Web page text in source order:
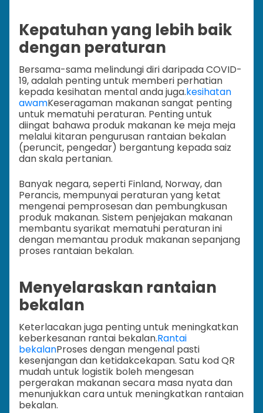
Kepatuhan yang lebih baik
dengan peraturan
Bersama-sama melindungi diri daripada COVID-
19, adalah penting untuk memberi perhatian
kepada kesihatan mental anda juga.kesihatan
awamKeseragaman makanan sangat penting
untuk mematuhi peraturan. Penting untuk
diingat bahawa produk makanan ke meja meja
melalui kitaran pengurusan rantaian bekalan
(peruncit, pengedar) bergantung kepada saiz
dan skala pertanian.
Banyak negara, seperti Finland, Norway, dan
Perancis, mempunyai peraturan yang ketat
mengenai pemprosesan dan pembungkusan
produk makanan. Sistem penjejakan makanan
membantu syarikat mematuhi peraturan ini
dengan memantau produk makanan sepanjang
proses rantaian bekalan.
Menyelaraskan rantaian
bekalan
Keterlacakan juga penting untuk meningkatkan
keberkesanan rantai bekalan.Rantai
bekalanProses dengan mengenal pasti
kesenjangan dan ketidakcekapan. Satu kod QR
mudah untuk logistik boleh mengesan
pergerakan makanan secara masa nyata dan
menunjukkan cara untuk meningkatkan rantaian
bekalan.